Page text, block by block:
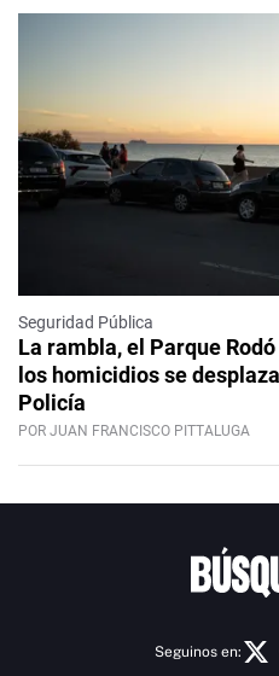
Seguridad Pública
La rambla, el Parque
los homicidios se
Policía
POR JUAN FRANCISCO PITTALUGA
Seguinos en: